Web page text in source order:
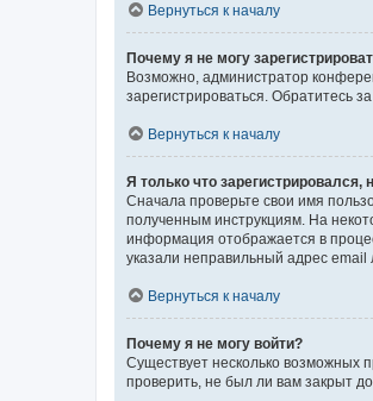
Вернуться к началу
Почему я не могу
Возможно, администратор
зарегистрироваться. Обратитесь
Вернуться к началу
Я только что зарегистрировался,
Сначала проверьте свои имя
полученным инструкциям. На
информация отображается в
указали неправильный адрес
Вернуться к началу
Почему я не могу войти?
Существует несколько возможных
проверить, не был ли вам закрыт